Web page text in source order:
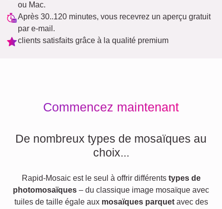
ou Mac.
Après 30..120 minutes, vous recevrez un aperçu gratuit
par e-mail.
clients satisfaits grâce à la qualité premium
Commencez maintenant
De nombreux types de mosaïques au
choix...
Rapid-Mosaic est le seul à offrir différents types de
photomosaïques – du classique image mosaïque avec
tuiles de taille égale aux mosaïques parquetavec des